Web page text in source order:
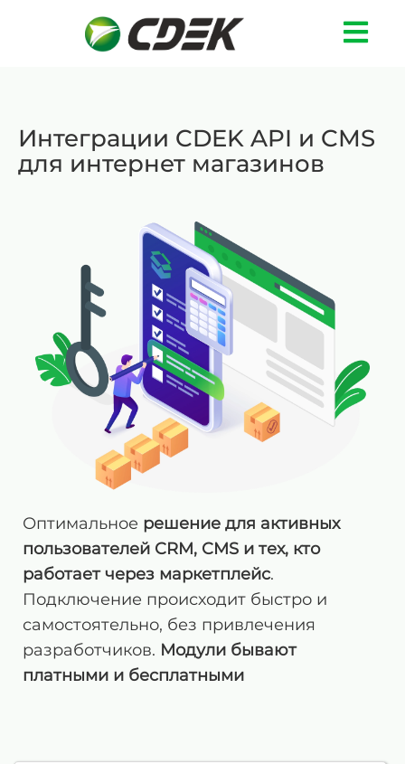
Интеграции CDEK API и CMS
для интернет магазинов
Оптимальное решение для активных
пользователей CRM, CMS и тех, кто
работает через маркетплейс.
Подключение происходит быстро и
самостоятельно, без привлечения
разработчиков. Модули бывают
платными и бесплатными